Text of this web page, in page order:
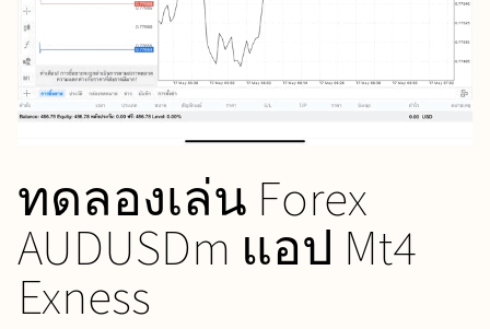
ทดลองเล่น Forex
AUDUSDm แอป Mt4
Exness